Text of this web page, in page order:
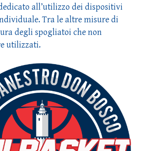
all’utilizzo dei dispositivi
Tra le altre misure di
degli spogliatoi che non
utilizzati.